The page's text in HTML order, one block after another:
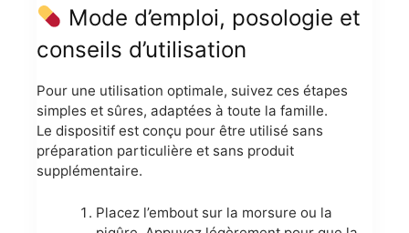
Mode d’emploi, posologie et
conseils d’utilisation
Pour une utilisation optimale, suivez ces étapes
simples et sûres, adaptées à toute la famille.
Le dispositif est conçu pour être utilisé sans
préparation particulière et sans produit
supplémentaire.
Placez l’embout sur la morsure ou la